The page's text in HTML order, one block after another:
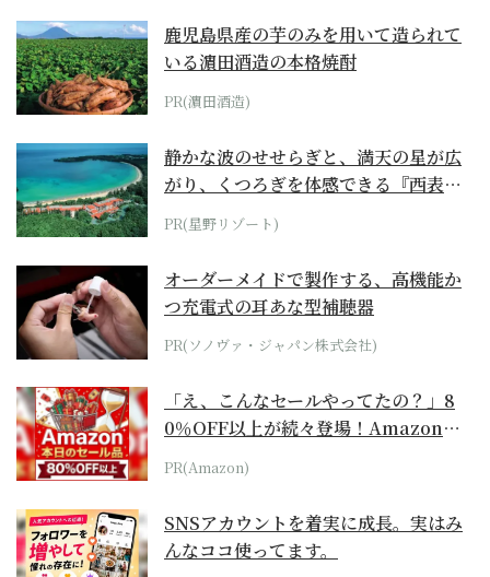
鹿児島県産の芋のみを用いて造られて
いる濵田酒造の本格焼酎
PR(濵田酒造)
静かな波のせせらぎと、満天の星が広
がり、くつろぎを体感できる『西表島
ホテル by...
PR(星野リゾート)
オーダーメイドで製作する、高機能か
つ充電式の耳あな型補聴器
PR(ソノヴァ・ジャパン株式会社)
「え、こんなセールやってたの？」8
0％OFF以上が続々登場！Amazonの
本気が...
PR(Amazon)
SNSアカウントを着実に成長。実はみ
んなココ使ってます。